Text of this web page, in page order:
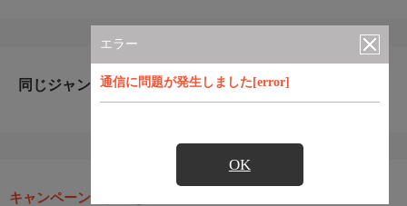
エラー
通信に問題が発生しました[error]
OK
同じジャンルのおすすめ番組
キャンペーン・お得な情報